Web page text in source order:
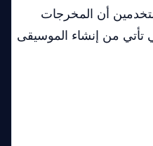
أن المخرجات
تأتي من إنشاء الموسيقى